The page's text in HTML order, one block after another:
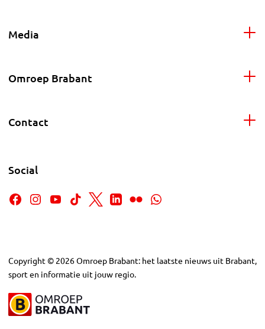
Media
Omroep Brabant
Contact
Social
Copyright © 2026Omroep Brabant: het laatste nieuws uit Brabant,
sport en informatie uit jouw regio.